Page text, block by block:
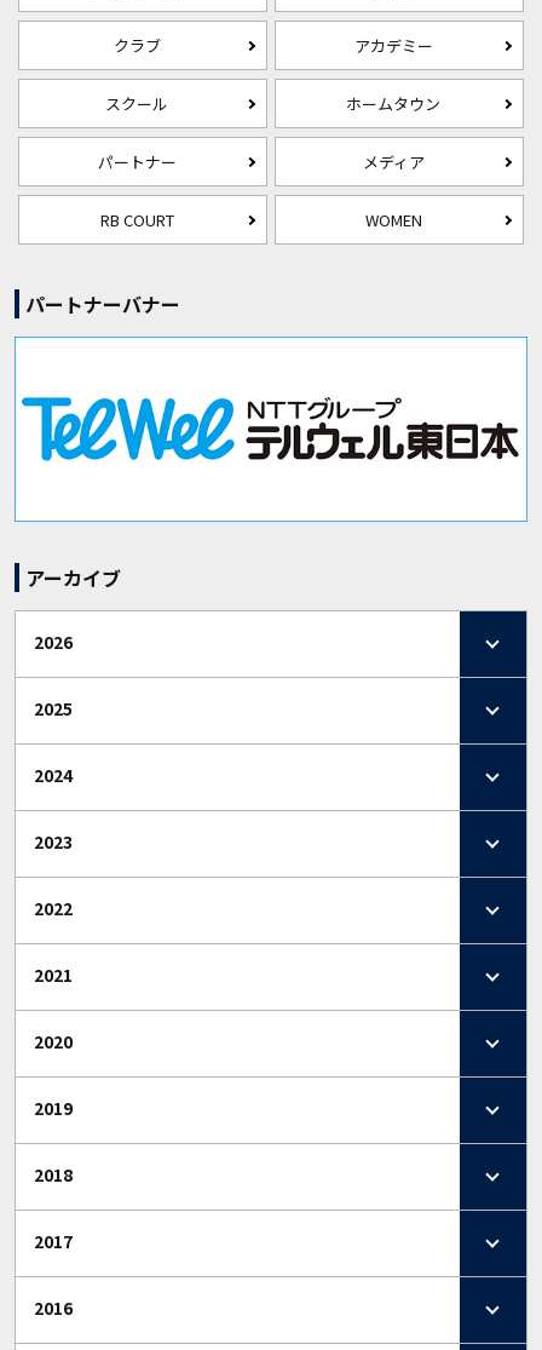
クラブ アカデミー
スクール ホームタウン
パートナー メディア
RB COURT WOMEN
パートナーバナー
アーカイブ
2026
2025
2024
2023
2022
2021
2020
2019
2018
2017
2016